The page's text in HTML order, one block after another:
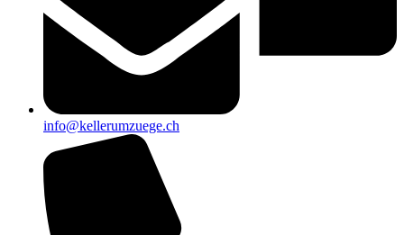
info@kellerumzuege.ch